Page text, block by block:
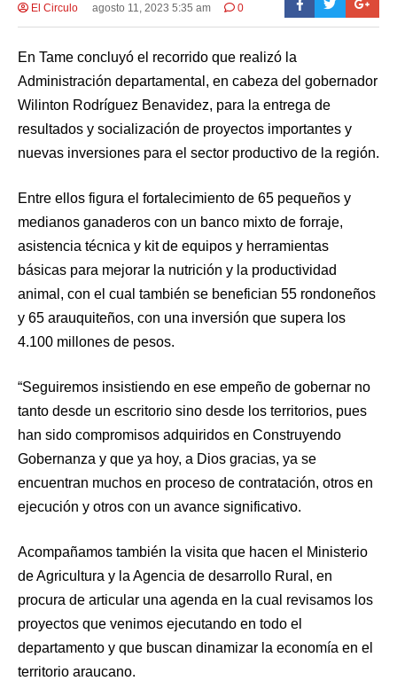
El Circulo agosto 11, 2023 5:35 am 0
En Tame concluyó el recorrido que realizó la
Administración departamental, en cabeza del gobernador
Wilinton Rodríguez Benavidez, para la entrega de
resultados y socialización de proyectos importantes y
nuevas inversiones para el sector productivo de la región.
Entre ellos figura el fortalecimiento de 65 pequeños y
medianos ganaderos con un banco mixto de forraje,
asistencia técnica y kit de equipos y herramientas
básicas para mejorar la nutrición y la productividad
animal, con el cual también se benefician 55 rondoneños
y 65 arauquiteños, con una inversión que supera los
4.100 millones de pesos.
“Seguiremos insistiendo en ese empeño de gobernar no
tanto desde un escritorio sino desde los territorios, pues
han sido compromisos adquiridos en Construyendo
Gobernanza y que ya hoy, a Dios gracias, ya se
encuentran muchos en proceso de contratación, otros en
ejecución y otros con un avance significativo.
Acompañamos también la visita que hacen el Ministerio
de Agricultura y la Agencia de desarrollo Rural, en
procura de articular una agenda en la cual revisamos los
proyectos que venimos ejecutando en todo el
departamento y que buscan dinamizar la economía en el
territorio araucano.